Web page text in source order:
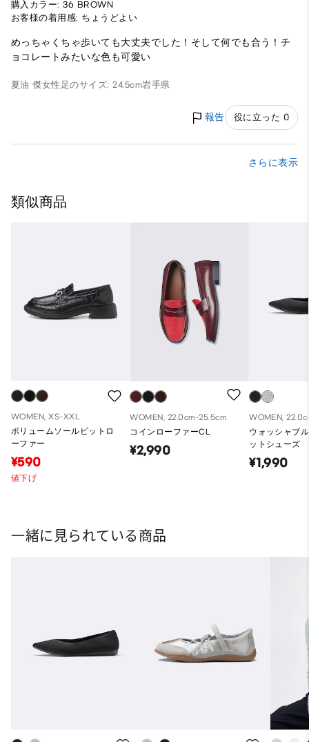
購入カラー: 36 BROWN
お客様の着用感: ちょうどよい
めっちゃくちゃ歩いても大丈夫でした！そして何でも合う！チ
ョコレートみたいな色も可愛い
夏油 傑女性 足のサイズ: 24.5cm岩手県
報告 役に立った 0
さらに表示
類似商品
WOMEN, XS-XXL
ボリュームソールビットロ
ーファー
¥590
値下げ
WOMEN, 22.0cm-25.5cm
コインローファーCL
¥2,990
WOMEN,
ウォッシャブ
ットシューズ
¥1,990
一緒に見られている商品